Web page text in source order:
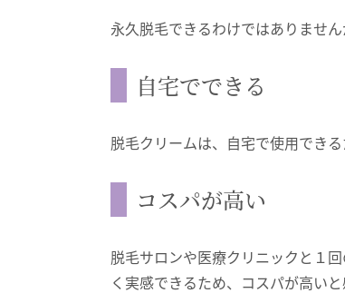
永久脱毛できるわけではありません
自宅でできる
脱毛クリームは、自宅で使用でき
コスパが高い
脱毛サロンや医療クリニックと１
く実感できるため、コスパが高い